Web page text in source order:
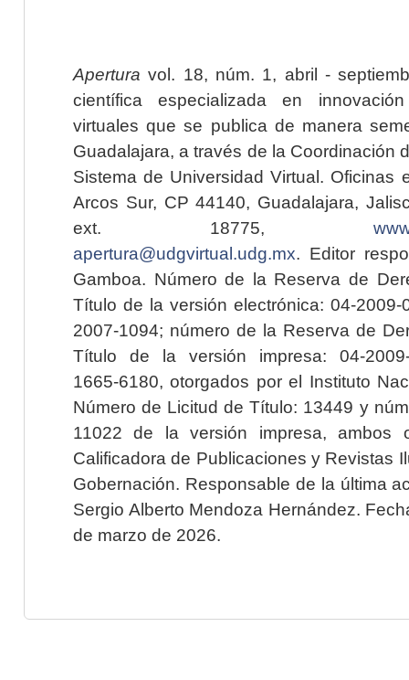
Apertura vol. 18, núm. 1, abril -
científica especializada en
virtuales que se publica de manera
Guadalajara, a través de la Coordinación
Sistema de Universidad Virtual. Oficinas
Arcos Sur, CP 44140, Guadalajara,
ext. 18775,
apertura@udgvirtual.udg.mx. Editor
Gamboa. Número de la Reserva de
Título de la versión electrónica: 04-2009-
2007-1094; número de la Reserva de
Título de la versión impresa: 04-2009-
1665-6180, otorgados por el Instituto
Número de Licitud de Título: 13449 y
11022 de la versión impresa, ambos
Calificadora de Publicaciones y Revistas
Gobernación. Responsable de la última
Sergio Alberto Mendoza Hernández.
de marzo de 2026.